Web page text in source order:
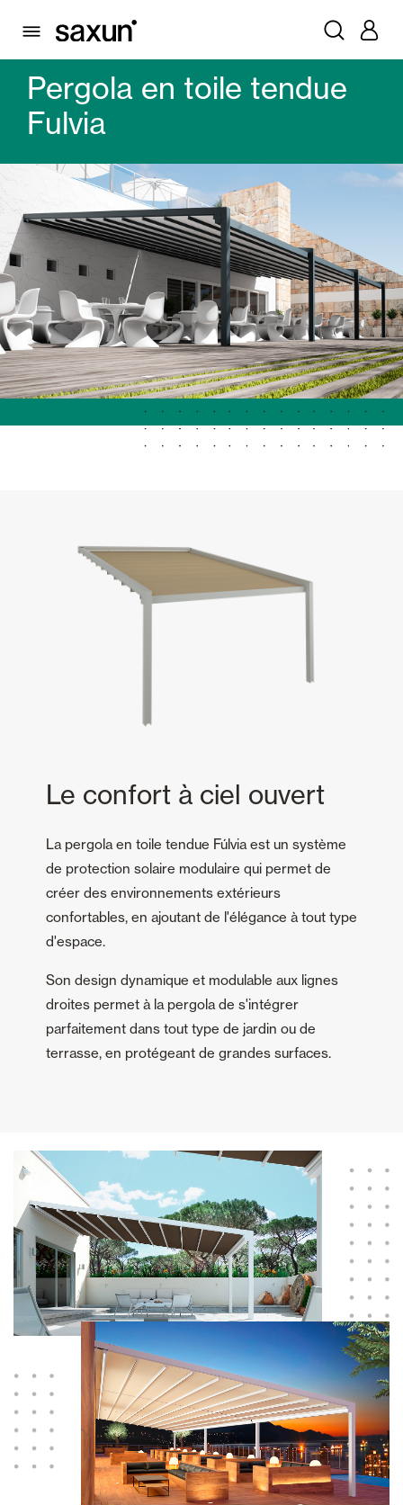
PRODUITS PERGOLAS
PERGOLAS EN TOILE TENDUE
Pergola en toile tendue
Fulvia
Le confort à ciel ouvert
La pergola en toile tendue Fúlvia est un système
de protection solaire modulaire qui permet de
créer des environnements extérieurs
confortables, en ajoutant de l'élégance à tout type
d'espace.
Son design dynamique et modulable aux lignes
droites permet à la pergola de s'intégrer
parfaitement dans tout type de jardin ou de
terrasse, en protégeant de grandes surfaces.